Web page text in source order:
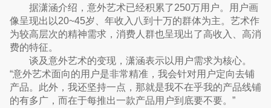
据潇涵介绍，意外艺术已经积累了250万用户。用户画
像呈现出以20~45岁、年收入八到十万的群体为主。艺术作
为较高层次的精神需求，消费人群也呈现出了高收入、高消
费的特征。
谈及意外艺术的变现，潇涵表示以用户需求为核心。
“意外艺术面向的用户是非常精准，我会针对用户定向去铺
产品。此外，我还坚持一点，那就是我不在乎我的产品线铺
的有多广，而在于每推出一款产品用户到底要不要。”